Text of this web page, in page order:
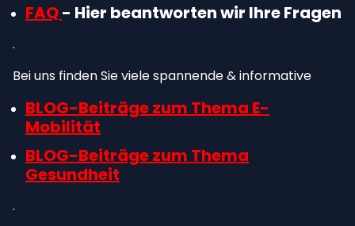
FAQ- Hier beantworten wir Ihre Fragen
.
Bei uns finden Sie viele spannende & informative
BLOG-Beiträge zum Thema E-
Mobilität
BLOG-Beiträge zum Thema
Gesundheit
.